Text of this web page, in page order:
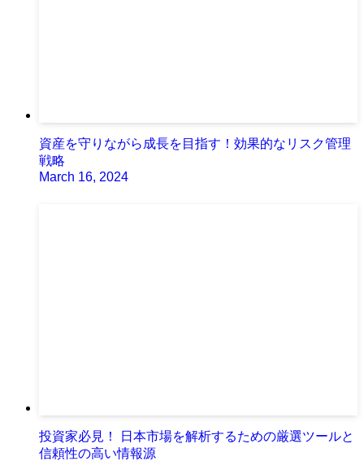
資産を守りながら成長を目指す！効果的なリスク管理
戦略
March 16, 2024
投資家必見！ 日本市場を解析するための厳選ツールと
信頼性の高い情報源